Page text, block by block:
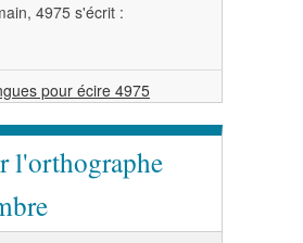
4975 s'écrit :
pour écire 4975
l'orthographe